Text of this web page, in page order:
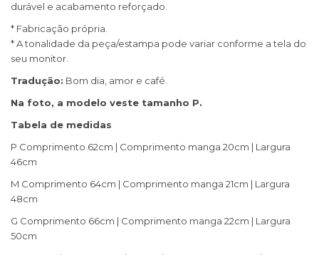
durável e acabamento reforçado.
* Fabricação própria.
* A tonalidade da peça/estampa pode variar conforme a tela do
seu monitor.
Tradução: Bom dia, amor e café.
Na foto, a modelo veste tamanho P.
Tabela de medidas
P Comprimento 62cm | Comprimento manga 20cm | Largura
46cm
M Comprimento 64cm | Comprimento manga 21cm | Largura
48cm
G Comprimento 66cm | Comprimento manga 22cm | Largura
50cm